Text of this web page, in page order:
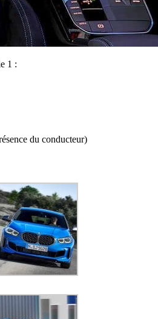
1 :
du conducteur)